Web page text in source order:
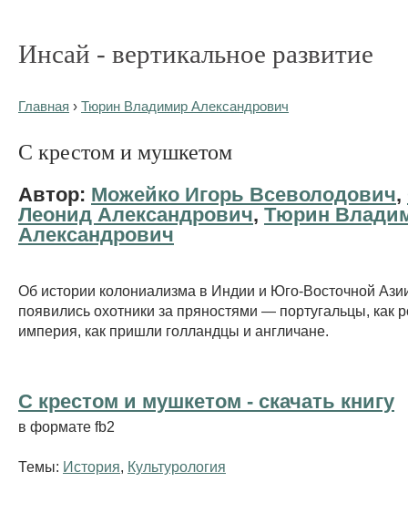
Инсай - вертикальное развитие
Главная › Тюрин Владимир Александрович
С крестом и мушкетом
Автор: Можейко Игорь Всеволодович,
Леонид Александрович, Тюрин
Александрович
Об истории колониализма в Индии и Юго-Восточной
появились охотники за пряностями — португальцы, как
империя, как пришли голландцы и англичане.
С крестом и мушкетом - cкачать книгу
в формате fb2
Темы: История Культурология